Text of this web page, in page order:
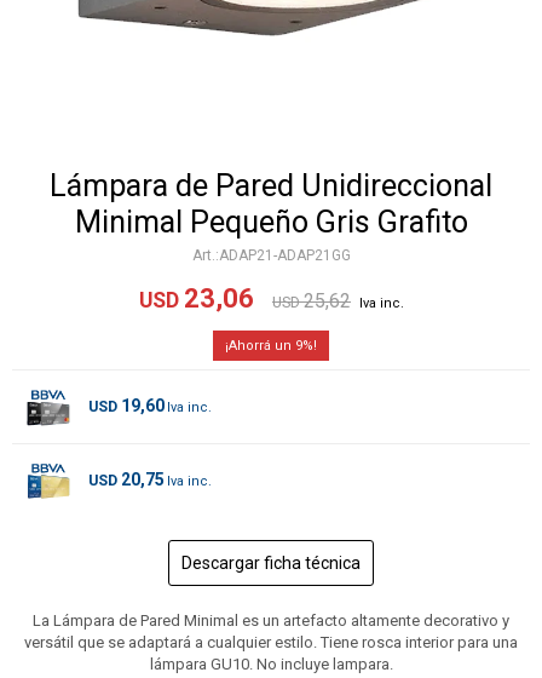
Lámpara de Pared Unidireccional
Minimal Pequeño Gris Grafito
ADAP21-ADAP21GG
USD 23,06 USD 25,62
9
USD 19,60
USD 20,75
Descargar ficha técnica
La Lámpara de Pared Minimal es un artefacto altamente decorativo y
versátil que se adaptará a cualquier estilo. Tiene rosca interior para una
lámpara GU10. No incluye lampara.